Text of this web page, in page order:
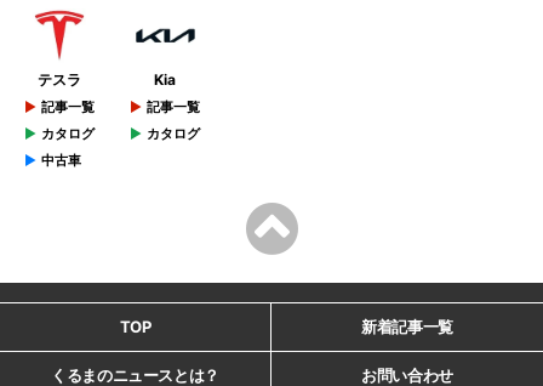
テスラ
記事一覧
カタログ
中古車
Kia
記事一覧
カタログ
TOP 新着記事一覧
くるまのニュースとは？ お問い合わせ